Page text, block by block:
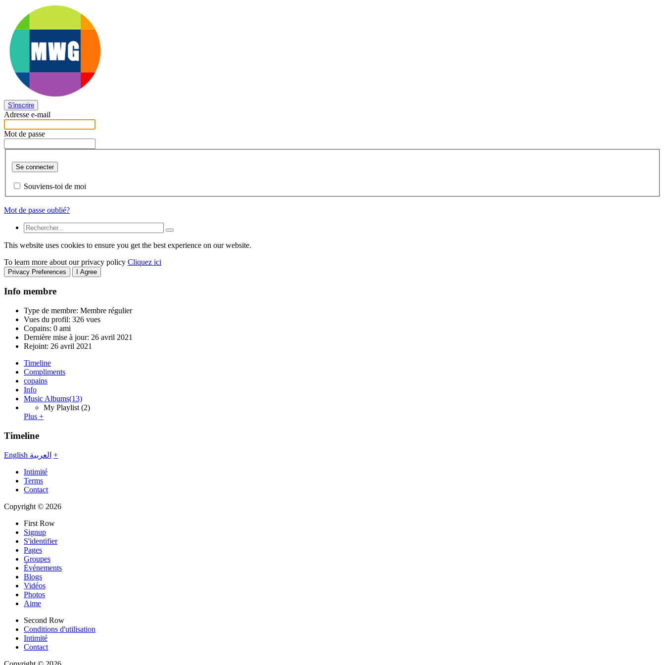
S'inscrire
Adresse e-mail
Mot de passe
Se connecter
Souviens-toi de moi
Mot de passe oublié?
This website uses cookies to ensure you get the best experience on our website.
To learn more about our privacy policy Cliquez ici
Privacy Preferences I Agree
Info membre
Type de membre: Membre régulier
Vues du profil: 326 vues
Copains: 0 ami
Dernière mise à jour: 26 avril 2021
Rejoint: 26 avril 2021
Timeline
Compliments
copains
Info
Music Albums(13)
My Playlist (2)
Plus +
Timeline
English العربية +
Intimité
Terms
Contact
Copyright © 2026
First Row
Signup
S'identifier
Pages
Groupes
Événements
Blogs
Vidéos
Photos
Aime
Second Row
Conditions d'utilisation
Intimité
Contact